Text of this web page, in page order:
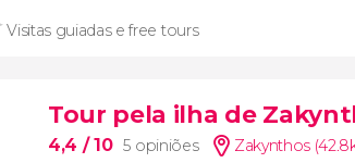
Visitas guiadas e free tours
Tour pela ilha de
4,4 / 10 5 opiniões Zakynthos